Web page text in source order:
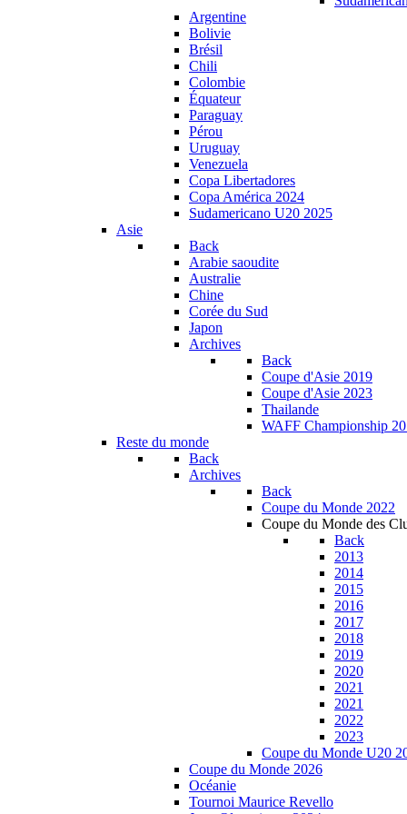
Argentine
Bolivie
Brésil
Chili
Colombie
Équateur
Paraguay
Pérou
Uruguay
Venezuela
Copa Libertadores
Copa América 2024
Sudamericano U20 2025
Asie
Back
Arabie saoudite
Australie
Chine
Corée du Sud
Japon
Archives
Back
Coupe d'Asie 2019
Coupe d'Asie 2023
Thailande
WAFF Championship
Reste du monde
Back
Archives
Back
Coupe du Monde 2022
Coupe du Monde des
Back
2013
2014
2015
2016
2017
2018
2019
2020
2021
2021
2022
2023
Coupe du Monde U20
Coupe du Monde 2026
Océanie
Tournoi Maurice Revello